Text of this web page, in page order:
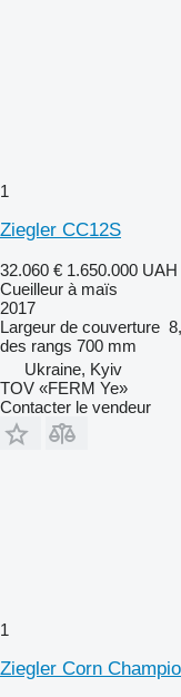
1
Ziegler CC12S
32.060 € 1.650.000 UAH
Cueilleur à maïs
2017
Largeur de couverture
des rangs 700 mm
Ukraine, Kyiv
TOV «FERM Ye»
Contacter le vendeur
1
Ziegler Corn